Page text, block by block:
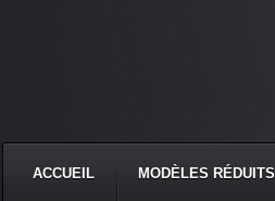
ACCUEIL MODÈLES RÉDUITS